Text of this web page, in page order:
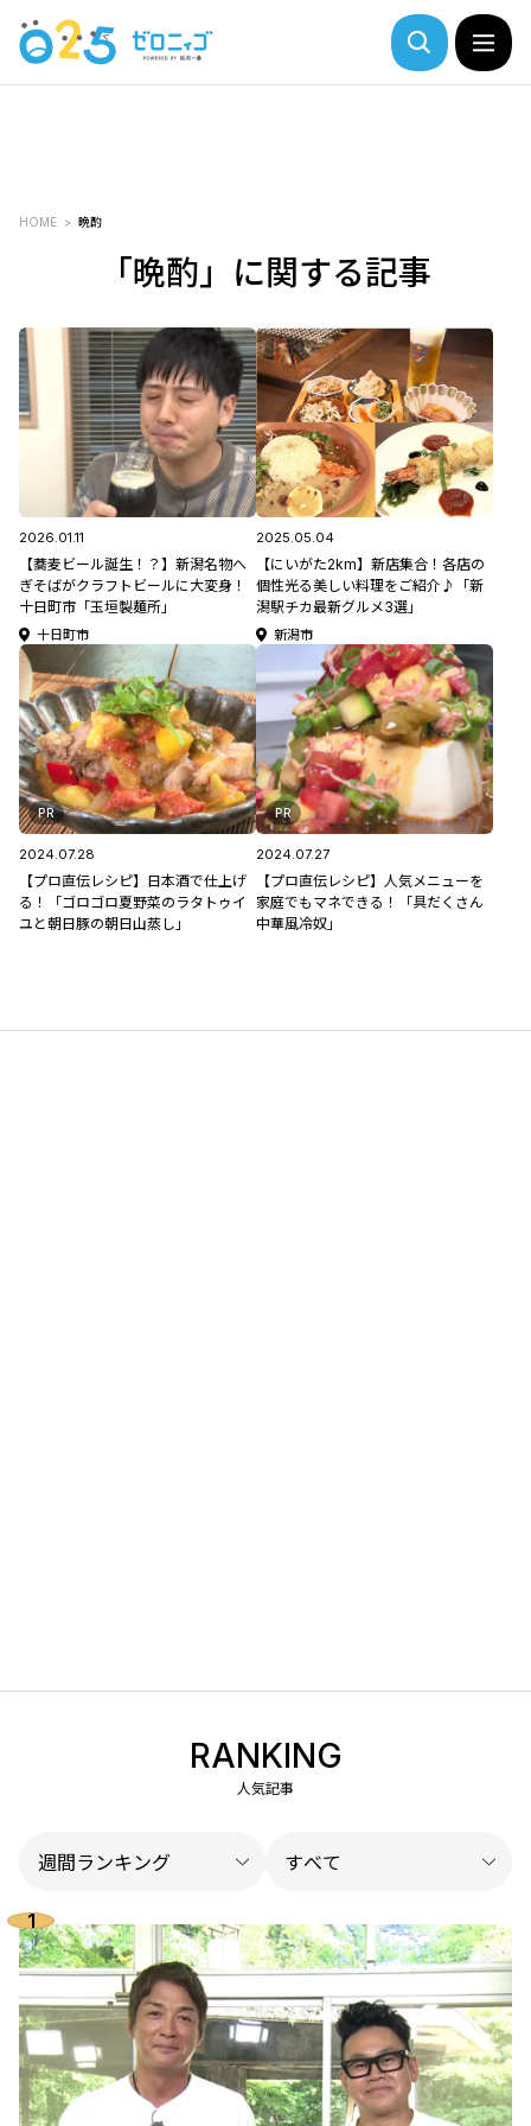
HOME 晩酌
「晩酌」に関する記事
2026.01.11
【蕎麦ビール誕生！？】新潟名物へ
ぎそばがクラフトビールに大変身！
十日町市「玉垣製麺所」
十日町市
2025.05.04
【にいがた2km】新店集合！各店の
個性光る美しい料理をご紹介♪「新
潟駅チカ最新グルメ3選」
新潟市
PR
2024.07.28
【プロ直伝レシピ】日本酒で仕上げ
る！「ゴロゴロ夏野菜のラタトゥイ
ユと朝日豚の朝日山蒸し」
PR
2024.07.27
【プロ直伝レシピ】人気メニューを
家庭でもマネできる！「具だくさん
中華風冷奴」
RANKING
人気記事